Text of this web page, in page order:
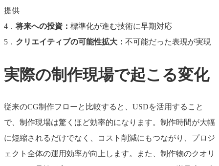
提供
4．将来への投資： 標準化が進む技術に早期対応
5． クリエイティブの可能性拡大： 不可能だった表現が実現
実際の制作現場で起こる変化
従来のCG制作フローと比較すると、USDを活用すること
で、制作現場は驚くほど効率的になります。制作時間が大幅
に短縮されるだけでなく、コスト削減にもつながり、プロジ
ェクト全体の運用効率が向上します。また、制作物のクオリ